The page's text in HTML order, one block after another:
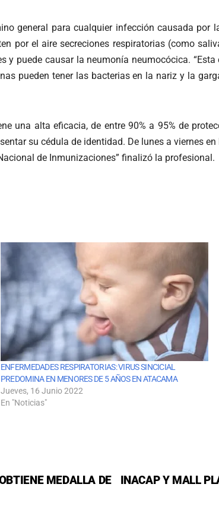
general para cualquier infección causada por
por el aire secreciones respiratorias (como
y puede causar la neumonía neumocócica.
pueden tener las bacterias en la nariz y la
una alta eficacia, de entre 90% a 95% de
su cédula de identidad. De lunes a viernes
de Inmunizaciones” finalizó la profesional.
ENFERMEDADES RESPIRATORIAS: VIRUS SINCICIAL
PREDOMINA EN MENORES DE 5 AÑOS EN ATACAMA
Jueves, 16 Junio 2022
En "Noticias"
INACAP Y MALL
MEDALLA DE